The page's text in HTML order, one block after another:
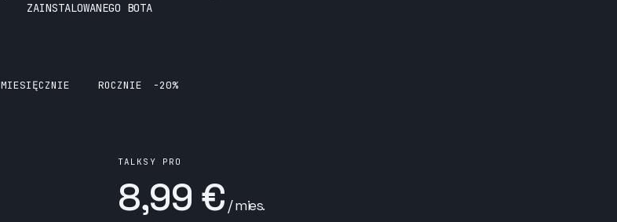
ZAINSTALOWANEGO BOTA
MIESIĘCZNIE ROCZNIE −20%
TALKSY PRO
8,99 € / mies.